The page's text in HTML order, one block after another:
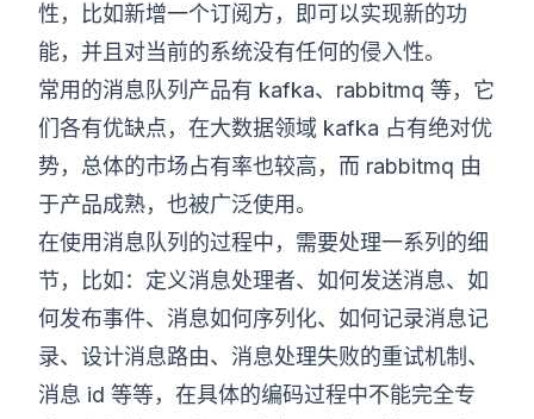
性，比如新增一个订阅方，即可以实现新的功
能，并且对当前的系统没有任何的侵入性。
常用的消息队列产品有 kafka、rabbitmq 等，它
们各有优缺点，在大数据领域 kafka 占有绝对优
势，总体的市场占有率也较高，而 rabbitmq 由
于产品成熟，也被广泛使用。
在使用消息队列的过程中，需要处理一系列的细
节，比如：定义消息处理者、如何发送消息、如
何发布事件、消息如何序列化、如何记录消息记
录、设计消息路由、消息处理失败的重试机制、
消息 id 等等，在具体的编码过程中不能完全专